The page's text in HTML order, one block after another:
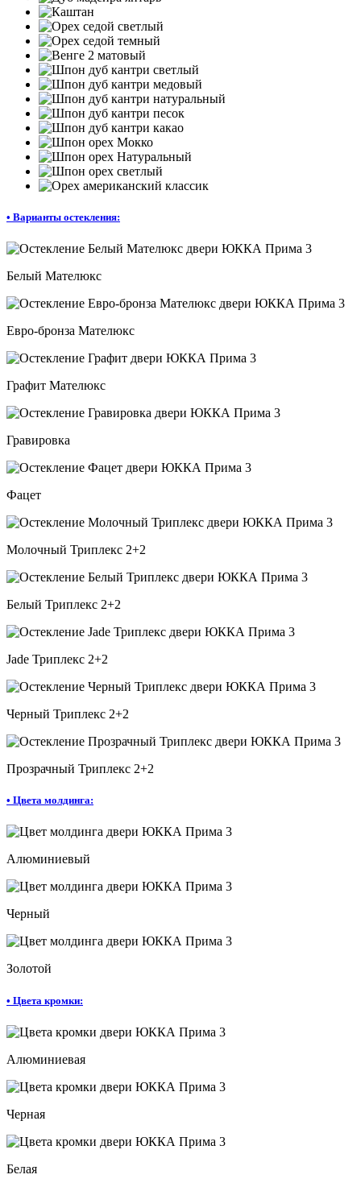
• Варианты остекления:
Белый Мателюкс
Евро-бронза Мателюкс
Графит Мателюкс
Гравировка
Фацет
Молочный Триплекс 2+2
Белый Триплекс 2+2
Jade Триплекс 2+2
Черный Триплекс 2+2
Прозрачный Триплекс 2+2
• Цвета молдинга:
Алюминиевый
Черный
Золотой
• Цвета кромки:
Алюминиевая
Черная
Белая